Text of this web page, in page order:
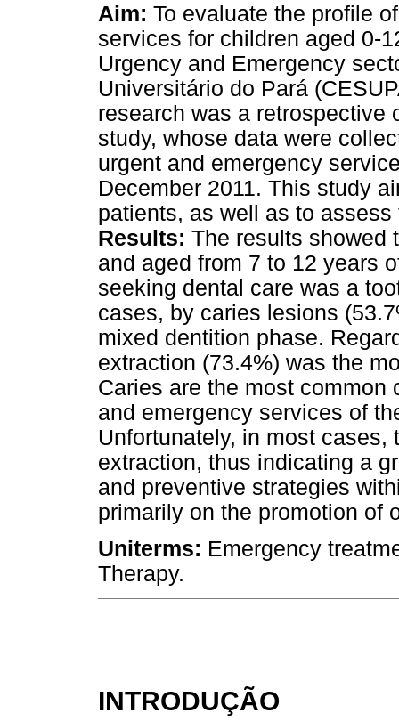
Aim: To evaluate the profile
services for children aged 0-
Urgency and Emergency
Universitário do Pará
research was a retrospective
study, whose data were
urgent and emergency
December 2011. This study
patients, as well as to
Results: The results showed
and aged from 7 to 12 years
seeking dental care was a
cases, by caries lesions
mixed dentition phase.
extraction (73.4%) was the
Caries are the most common
and emergency services of
Unfortunately, in most
extraction, thus indicating a
and preventive strategies
primarily on the promotion of
Uniterms: Emergency
Therapy.
INTRODUÇÃO